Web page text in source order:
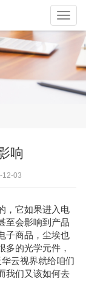
响
12-03
，它如果进入电
至会影响到产品
子商品，尘埃也
多的光学元件，
云视界就给咱们
我们又该如何去